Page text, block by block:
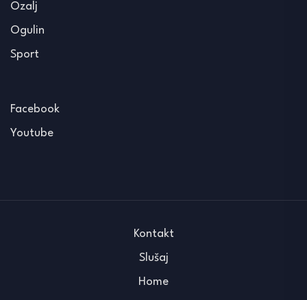
Ozalj
Ogulin
Sport
Facebook
Youtube
Kontakt
Slušaj
Home